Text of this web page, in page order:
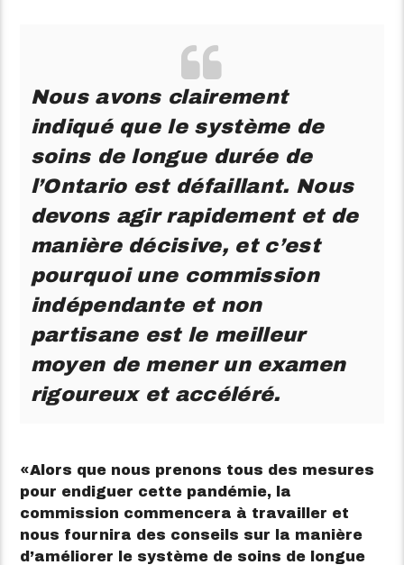
Nous avons clairement
indiqué que le système de
soins de longue durée de
l’Ontario est défaillant. Nous
devons agir rapidement et de
manière décisive, et c’est
pourquoi une commission
indépendante et non
partisane est le meilleur
moyen de mener un examen
rigoureux et accéléré.
Alors que nous prenons tous des mesures
pour endiguer cette pandémie, la
commission commencera à travailler et
nous fournira des conseils sur la manière
d’améliorer le système de soins de longue